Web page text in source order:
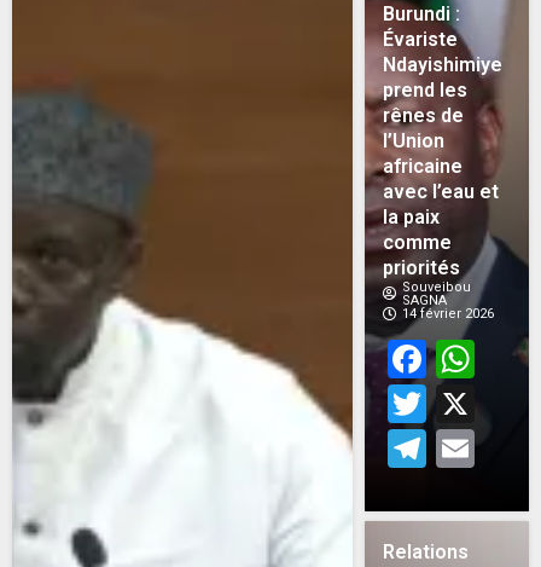
Burundi :
Évariste
Ndayishimiye
prend les
rênes de
l’Union
africaine
avec l’eau et
la paix
comme
priorités
Souveibou
SAGNA
14 février 2026
X
Relations